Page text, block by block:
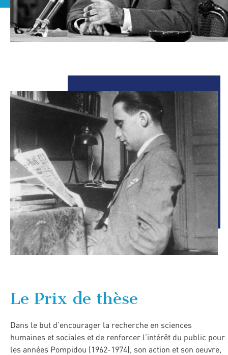
Le Prix de thèse
Dans le but d’encourager la recherche en sciences
humaines et sociales et de renforcer l’intérêt du public pour
les années Pompidou (1962-1974), son action et son oeuvre,